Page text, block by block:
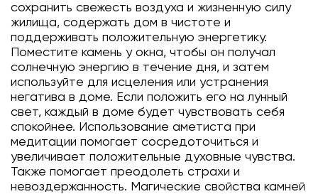
сохранить свежесть воздуха и жизненную силу
жилища, содержать дом в чистоте и
поддерживать положительную энергетику.
Поместите камень у окна, чтобы он получал
солнечную энергию в течение дня, и затем
используйте для исцеления или устранения
негатива в доме. Если положить его на лунный
свет, каждый в доме будет чувствовать себя
спокойнее. Использование аметиста при
медитации помогает сосредоточиться и
увеличивает положительные духовные чувства.
Также помогает преодолеть страхи и
невоздержанность. Магические свойства камней